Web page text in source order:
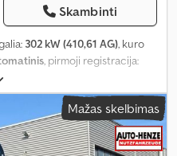
Skambinti
302 kW (410,61 AG), kuro
, pirmoji registracija:
bendras plotis:
4x4, emisijos klasė:
dydis:14.00R20, Gamybos
borto kompiuteris,
kruizo kontrolė, oro
Mažas skelbimas